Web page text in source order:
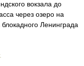
вокзала до
через озеро на
Ленинграда